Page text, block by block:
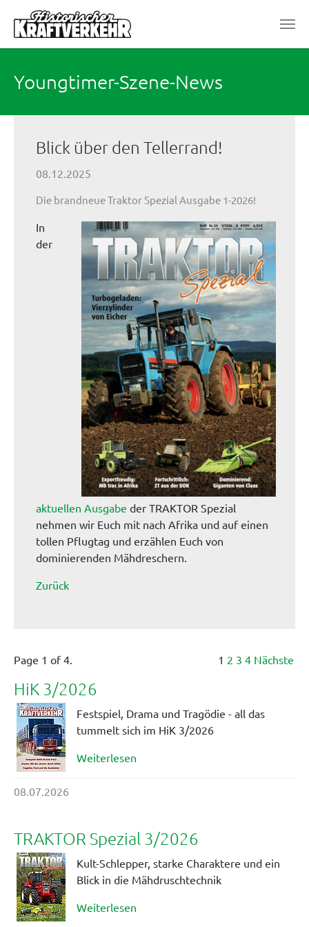
Youngtimer-Szene-News
Blick über den Tellerrand!
08.12.2025
Die brandneue Traktor Spezial Ausgabe 1-2026!
In
der
aktuellen Ausgabe der TRAKTOR Spezial
nehmen wir Euch mit nach Afrika und auf einen
tollen Pflugtag und erzählen Euch von
dominierenden Mähdreschern.
Zurück
Page 1 of 4. 1 2 3 4 Nächste
HiK 3/2026
Festspiel, Drama und Tragödie - all das
tummelt sich im HiK 3/2026
Weiterlesen
08.07.2026
TRAKTOR Spezial 3/2026
Kult-Schlepper, starke Charaktere und ein
Blick in die Mähdruschtechnik
Weiterlesen